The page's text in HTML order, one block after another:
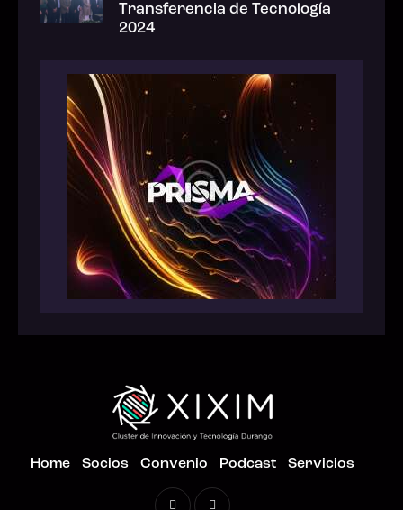
Transferencia de Tecnología
2024
Home Socios Convenio Podcast Servicios